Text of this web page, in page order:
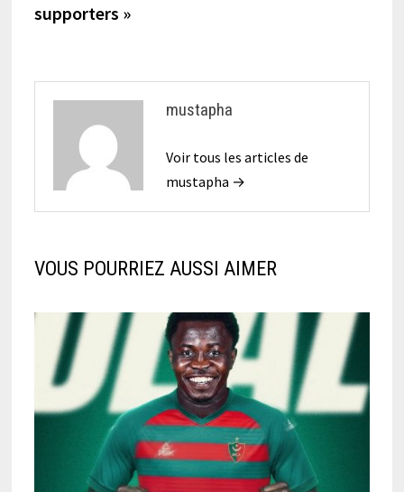
supporters »
mustapha
Voir tous les articles de
mustapha →
VOUS POURRIEZ AUSSI AIMER